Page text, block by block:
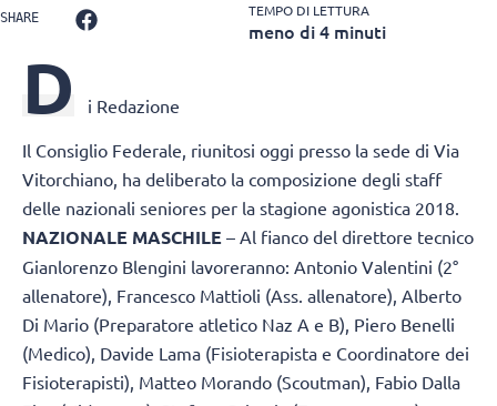
SHARE TEMPO DI LETTURA
meno di 4 minuti
D i Redazione
Il Consiglio Federale, riunitosi oggi presso la sede di Via
Vitorchiano, ha deliberato la composizione degli staff
delle nazionali seniores per la stagione agonistica 2018.
NAZIONALE MASCHILE – Al fianco del direttore tecnico
Gianlorenzo Blengini lavoreranno: Antonio Valentini (2°
allenatore), Francesco Mattioli (Ass. allenatore), Alberto
Di Mario (Preparatore atletico Naz A e B), Piero Benelli
(Medico), Davide Lama (Fisioterapista e Coordinatore dei
Fisioterapisti), Matteo Morando (Scoutman), Fabio Dalla